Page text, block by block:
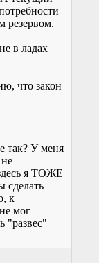
резервом.
в ладах
что закон
так? У меня
я ТОЖЕ
к
мог
"развес"